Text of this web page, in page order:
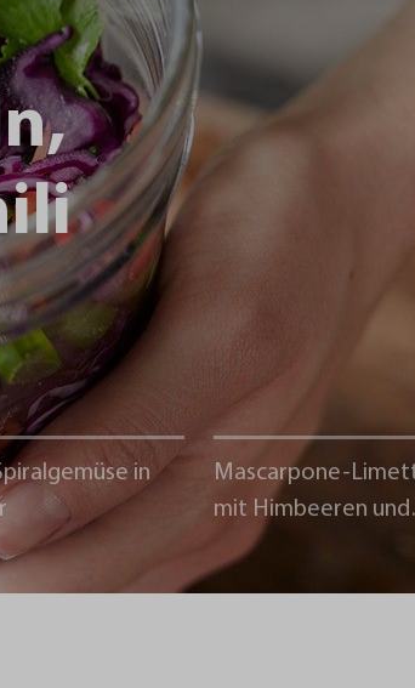
in
Mascarpone-
mit Himbeeren und
Schokoladencrumble